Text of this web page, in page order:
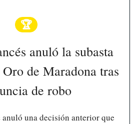
🏆
anuló la subasta
de Maradona tras
de robo
una decisión anterior que